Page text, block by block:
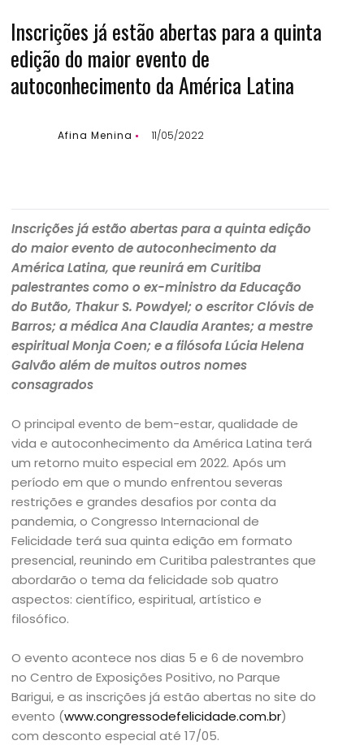
Inscrições já estão abertas para a quinta
edição do maior evento de
autoconhecimento da América Latina
Afina Menina 11/05/2022
Inscrições já estão abertas para a quinta edição
do maior evento de autoconhecimento da
América Latina, que reunirá em Curitiba
palestrantes como o ex-ministro da Educação
do Butão, Thakur S. Powdyel; o escritor Clóvis de
Barros; a médica Ana Claudia Arantes; a mestre
espiritual Monja Coen; e a filósofa Lúcia Helena
Galvão além de muitos outros nomes
consagrados
O principal evento de bem-estar, qualidade de
vida e autoconhecimento da América Latina terá
um retorno muito especial em 2022. Após um
período em que o mundo enfrentou severas
restrições e grandes desafios por conta da
pandemia, o Congresso Internacional de
Felicidade terá sua quinta edição em formato
presencial, reunindo em Curitiba palestrantes que
abordarão o tema da felicidade sob quatro
aspectos: científico, espiritual, artístico e
filosófico.
O evento acontece nos dias 5 e 6 de novembro
no Centro de Exposições Positivo, no Parque
Barigui, e as inscrições já estão abertas no site do
evento (www.congressodefelicidade.com.br)
com desconto especial até 17/05.